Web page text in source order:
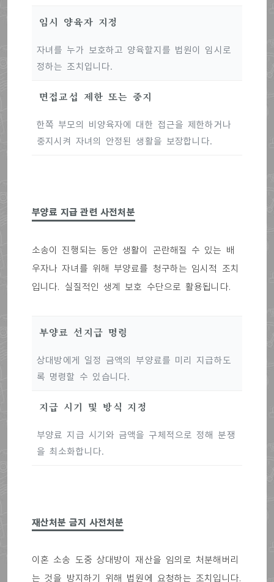
임시 양육자 지정
자녀를 누가 보호하고 양육할지를 법원이 임시로
정하는 조치입니다.
면접교섭 제한 또는 중지
한쪽 부모의 비양육자에 대한 접근을 제한하거나
중지시켜 자녀의 안정된 생활을 보장합니다.
부양료 지급 관련 사전처분
소송이 진행되는 동안 생활이 곤란해질 수 있는 배
우자나 자녀를 위해 부양료를 청구하는 임시적 조치
입니다. 실질적인 생계 보호 수단으로 활용됩니다.
부양료 선지급 명령
상대방에게 일정 금액의 부양료를 미리 지급하도
록 명령할 수 있습니다.
지급 시기 및 방식 지정
부양료 지급 시기와 금액을 구체적으로 정해 분쟁
을 최소화합니다.
재산처분 금지 사전처분
이혼 소송 도중 상대방이 재산을 임의로 처분해버리
는 것을 방지하기 위해 법원에 요청하는 조치입니다.